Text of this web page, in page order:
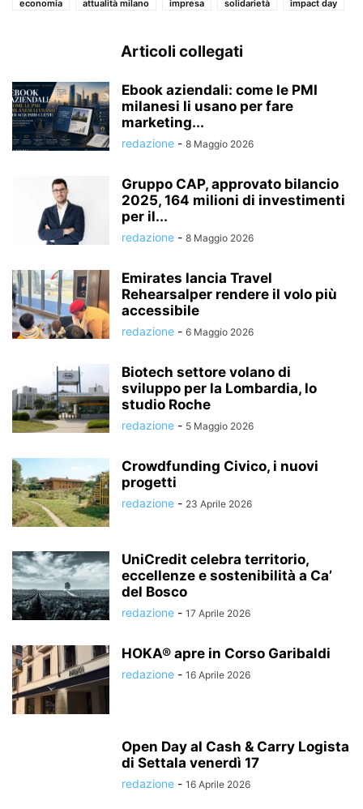
economia
attualità milano impresa solidarietà impact day
Articoli collegati
Ebook aziendali: come le PMI
milanesi li usano per fare
marketing...
redazione - 8 Maggio 2026
Gruppo CAP, approvato bilancio
2025, 164 milioni di investimenti
per il...
redazione - 8 Maggio 2026
Emirates lancia Travel
Rehearsalper rendere il volo più
accessibile
redazione - 6 Maggio 2026
Biotech settore volano di
sviluppo per la Lombardia, lo
studio Roche
redazione - 5 Maggio 2026
Crowdfunding Civico, i nuovi
progetti
redazione - 23 Aprile 2026
UniCredit celebra territorio,
eccellenze e sostenibilità a Ca’
del Bosco
redazione - 17 Aprile 2026
HOKA® apre in Corso Garibaldi
redazione - 16 Aprile 2026
Open Day al Cash & Carry Logista
di Settala venerdì 17
redazione - 16 Aprile 2026